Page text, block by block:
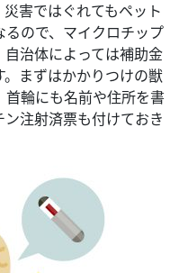
害ではぐれてもペット
ので、マイクロチップ
治体によっては補助金
まずはかかりつけの獣
輪にも名前や住所を書
注射済票も付けておき